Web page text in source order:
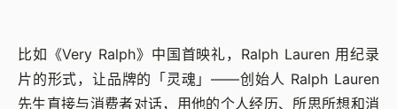
比如《Very Ralph》中国首映礼，Ralph Lauren 用纪录
片的形式，让品牌的「灵魂」——创始人 Ralph Lauren
先生直接与消费者对话，用他的个人经历、所思所想和消